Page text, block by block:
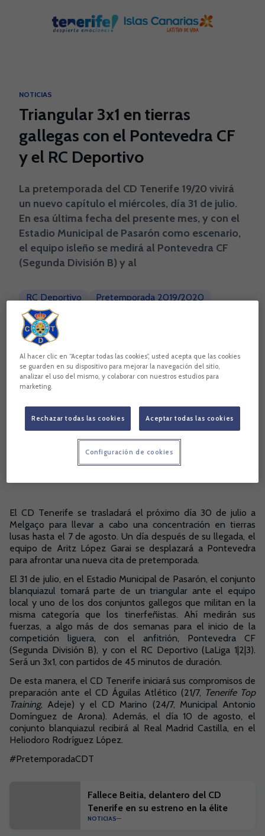
NOTICIAS
Triangular 3x1 en tierras
gallegas con el Pontevedra CF
y el RC Deportivo
La pretemporada del CD Tenerife 19/20 vivirá
un nuevo capítulo el miércoles, día 31 de julio.
En esa última fecha del presente mes, y con el
Estadio Municipal de Pasarón como escenario,
el equipo isleño se medirá al Pontevedra CF
(Segunda División B) y al
RC Deportivo
Pretemporada 2019/2020
CD Tenerife
Copiar enlace
El CD Tenerife se trasladará el próximo día 30 de julio a
Melgaço para llevar a cabo una concentración en tierras
lusas hasta el 7 de agosto. Un día después de su llegada, el
equipo de Aritz López Garai se desplazará a Pontevedra
para afrontar una nueva cita de pretemporada.
El 31 de julio, en el Estadio Municipal de Pasarón, el conjunto
blanquiazul tomará parte de un triangular ante el equipo
local y uno de los dos conjuntos gallegos que militan en la
misma categoría que los tinerfeñistas. Ahí medirán sus
fuerzas, a algo más de dos semanas para el inicio de la
competición liguera, con el anfitrión, Pontevedra CF
(Segunda División B), y con el RC Deportivo (LaLiga 1|2|3).
Será un 3x1, con partidos de 45 minutos de duración.
De esta manera, el CD Tenerife iniciará sus compromisos de
preparación ante el CD Águilas Atlético (21/7, Tenerife Top
Training, Adeje) y el CD Marino (24/7, Municipal Antonio
Domínguez de Arona). Además, el día 10 de agosto, el
conjunto blanquiazul recibirá al Real Madrid Castilla, en el
Heliodoro Rodríguez López.
#PretemporadaCDT
Fallece Beitia, delantero del CD
Tenerife en su estreno en la élite
NOTICIAS
Al hacer clic en “Aceptar todas las cookies”, usted acepta que las cookies
se guarden en su dispositivo para mejorar la navegación del sitio,
analizar el uso del mismo, y colaborar con nuestros estudios para
marketing.
Rechazar todas las cookies Aceptar todas las cookies
Configuración de cookies